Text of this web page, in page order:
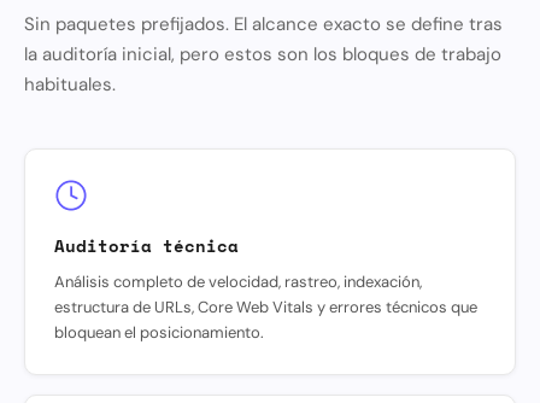
Sin paquetes prefijados. El alcance exacto se define tras
la auditoría inicial, pero estos son los bloques de trabajo
habituales.
Auditoría técnica
Análisis completo de velocidad, rastreo, indexación,
estructura de URLs, Core Web Vitals y errores técnicos que
bloquean el posicionamiento.